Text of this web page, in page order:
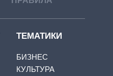
ТЕМАТИКИ
БИЗНЕС
КУЛЬТУРА